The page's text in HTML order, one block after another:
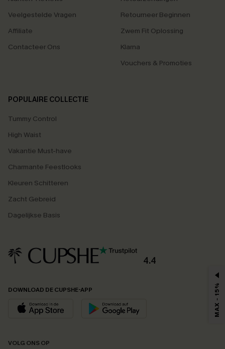
Veelgestelde Vragen
Affiliate
Contacteer Ons
Retourneer Beginnen
Zwem Fit Oplossing
Klarna
Vouchers & Promoties
POPULAIRE COLLECTIE
Tummy Control
High Waist
Vakantie Must-have
Charmante Feestlooks
Kleuren Schitteren
Zacht Gebreid
Dagelijkse Basis
4.4
DOWNLOAD DE CUPSHE-APP
VOLG ONS OP
MAX - 15%